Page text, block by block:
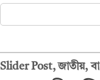
Slider Post,জাতীয়,